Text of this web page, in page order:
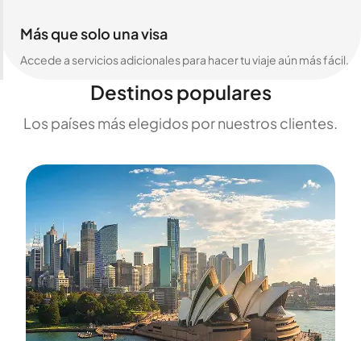
Más que solo una visa
Accede a servicios adicionales para hacer tu viaje aún más fácil.
Destinos populares
Los países más elegidos por nuestros clientes.